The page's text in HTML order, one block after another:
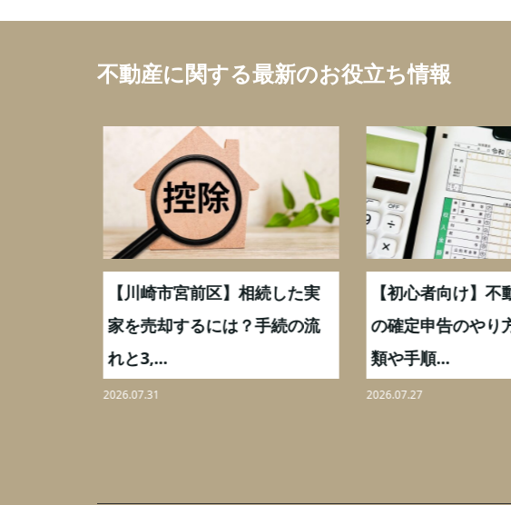
不動産に関する最新のお役立ち情報
【川崎市宮前区】相続した実
家を売却するには？手続の流
れと3,...
2026.07.31
【初心者向け】不
の確定申告のやり
類や手順...
2026.07.27